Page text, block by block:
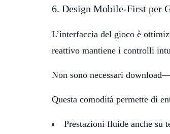
6. Design Mobile-First per
L’interfaccia del gioco è
reattivo mantiene i controlli
Non sono necessari
Questa comodità permette di
Prestazioni fluide anche su